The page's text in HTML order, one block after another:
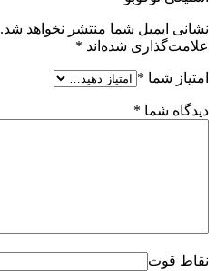
نشانی ایمیل شما منتشر نخواهد شد.
علامت‌گذاری شده‌اند *
امتیاز شما *
دیدگاه شما *
نقاط قوت